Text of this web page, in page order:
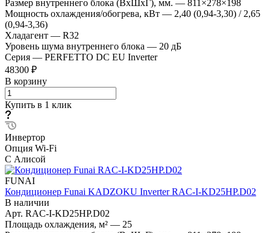
Размер внутреннего блока (ВхШхГ), мм. — 811×278×198
Мощность охлаждения/обогрева, кВт — 2,40 (0,94-3,30) / 2,65
(0,94-3,36)
Хладагент — R32
Уровень шума внутреннего блока — 20 дБ
Серия — PERFETTO DC EU Inverter
48300 ₽
В корзину
Купить в 1 клик
Инвертор
Опция Wi-Fi
С Алисой
FUNAI
Кондиционер Funai KADZOKU Inverter RAC-I-KD25HP.D02
В наличии
Арт. RAC-I-KD25HP.D02
Площадь охлаждения, м² — 25